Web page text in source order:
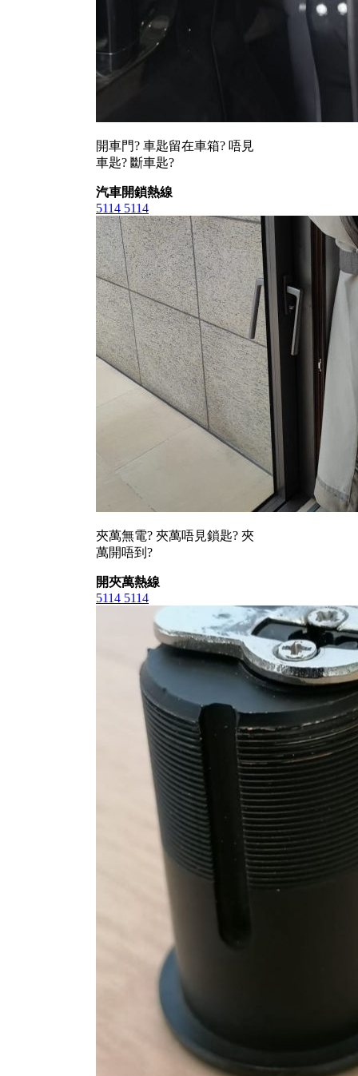
開車門? 車匙留在車箱? 唔見
車匙? 斷車匙?
汽車開鎖熱線
5114 5114
夾萬無電? 夾萬唔見鎖匙? 夾
萬開唔到?
開夾萬熱線
5114 5114